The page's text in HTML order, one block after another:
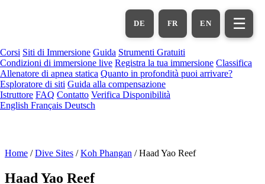
EN
FR
DE ☰
Corsi Siti di Immersione Guida Strumenti Gratuiti
Condizioni di immersione live Registra la tua immersione Classifica
Allenatore di apnea statica Quanto in profondità puoi arrivare?
Esploratore di siti Guida alla compensazione
Istruttore FAQ Contatto Verifica Disponibilità
English Français Deutsch
Home / Dive Sites / Koh Phangan / Haad Yao Reef
Haad Yao Reef